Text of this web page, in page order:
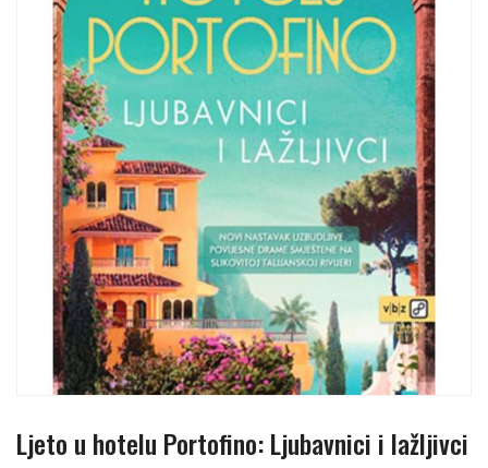
Ljeto u hotelu Portofino: Ljubavnici i lažljivci